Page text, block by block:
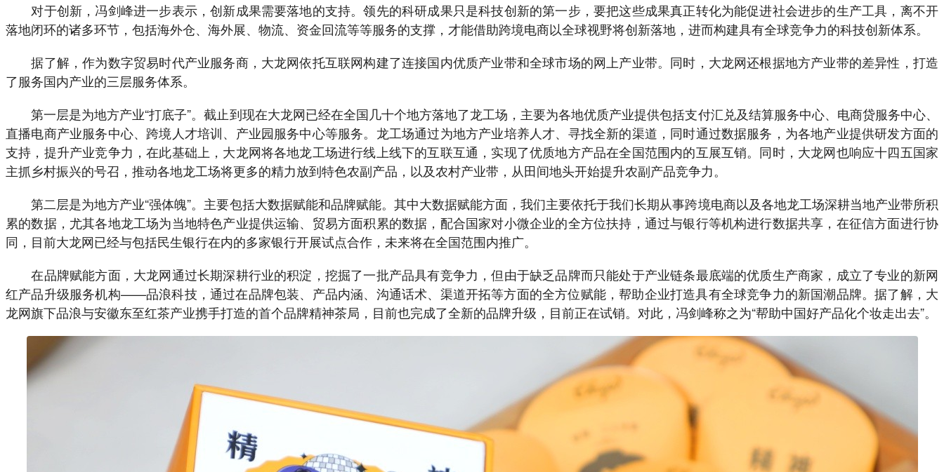
对于创新，冯剑峰进一步表示，创新成果需要落地的支持。领先的科研成果只是科技创新的第一步，要把这些成果真正转化为能促进社会进步的生产工具，离不开
落地闭环的诸多环节，包括海外仓、海外展、物流、资金回流等等服务的支撑，才能借助跨境电商以全球视野将创新落地，进而构建具有全球竞争力的科技创新体系。
据了解，作为数字贸易时代产业服务商，大龙网依托互联网构建了连接国内优质产业带和全球市场的网上产业带。同时，大龙网还根据地方产业带的差异性，打造
了服务国内产业的三层服务体系。
第一层是为地方产业“打底子”。截止到现在大龙网已经在全国几十个地方落地了龙工场，主要为各地优质产业提供包括支付汇兑及结算服务中心、电商贷服务中心、
直播电商产业服务中心、跨境人才培训、产业园服务中心等服务。龙工场通过为地方产业培养人才、寻找全新的渠道，同时通过数据服务，为各地产业提供研发方面的
支持，提升产业竞争力，在此基础上，大龙网将各地龙工场进行线上线下的互联互通，实现了优质地方产品在全国范围内的互展互销。同时，大龙网也响应十四五国家
主抓乡村振兴的号召，推动各地龙工场将更多的精力放到特色农副产品，以及农村产业带，从田间地头开始提升农副产品竞争力。
第二层是为地方产业“强体魄”。主要包括大数据赋能和品牌赋能。其中大数据赋能方面，我们主要依托于我们长期从事跨境电商以及各地龙工场深耕当地产业带所积
累的数据，尤其各地龙工场为当地特色产业提供运输、贸易方面积累的数据，配合国家对小微企业的全方位扶持，通过与银行等机构进行数据共享，在征信方面进行协
同，目前大龙网已经与包括民生银行在内的多家银行开展试点合作，未来将在全国范围内推广。
在品牌赋能方面，大龙网通过长期深耕行业的积淀，挖掘了一批产品具有竞争力，但由于缺乏品牌而只能处于产业链条最底端的优质生产商家，成立了专业的新网
红产品升级服务机构——品浪科技，通过在品牌包装、产品内涵、沟通话术、渠道开拓等方面的全方位赋能，帮助企业打造具有全球竞争力的新国潮品牌。据了解，大
龙网旗下品浪与安徽东至红茶产业携手打造的首个品牌精神茶局，目前也完成了全新的品牌升级，目前正在试销。对此，冯剑峰称之为“帮助中国好产品化个妆走出去”。